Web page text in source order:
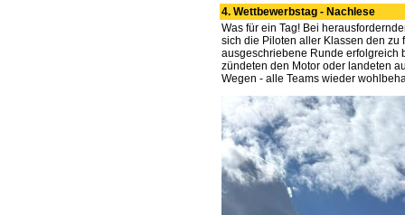
4. Wettbewerbstag - Nachlese
Was für ein Tag! Bei
sich die Piloten aller Klassen den
ausgeschriebene Runde erfolgreich
zündeten den Motor oder landeten
Wegen - alle Teams wieder